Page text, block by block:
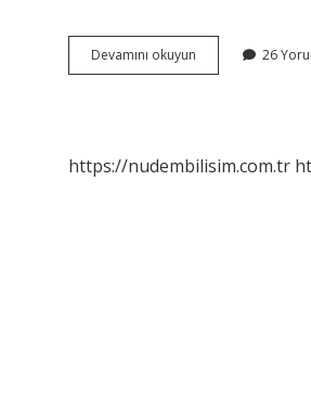
Devamını okuyun
Kurs
26
https://nudembilisim.com.tr